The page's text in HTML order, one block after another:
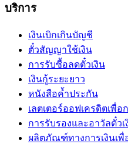
บริการ
เงินเบิกเกินบัญชี
ตั๋วสัญญาใช้เงิน
การรับซื้อลดตั๋วเงิน
เงินกู้ระยะยาว
หนังสือค้ำประกัน
เลตเตอร์ออฟเครดิตเพื่
การรับรองและอาวัลตั๋วเ
ผลิตภัณฑ์ทางการเงินเพื่